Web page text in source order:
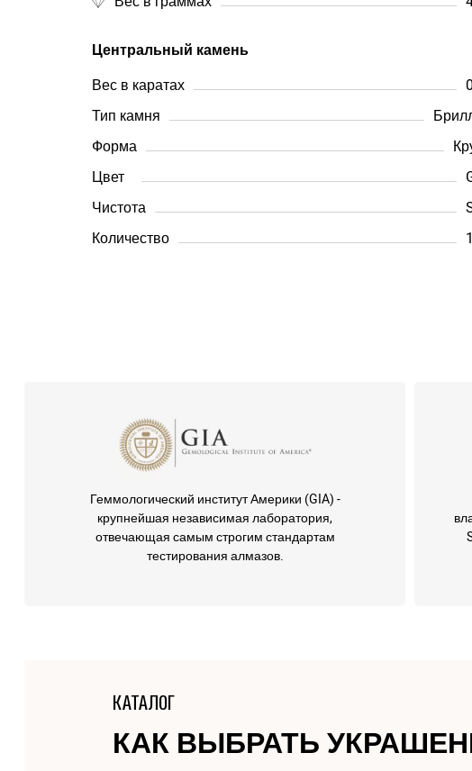
Центральный камень
Вес в каратах
Тип камня
Форма
Цвет
Чистота
Количество
Геммологический институт Америки (GIA) -
крупнейшая независимая лаборатория,
отвечающая самым строгим стандартам
тестирования алмазов.
КАТАЛОГ
КАК ВЫБРАТЬ